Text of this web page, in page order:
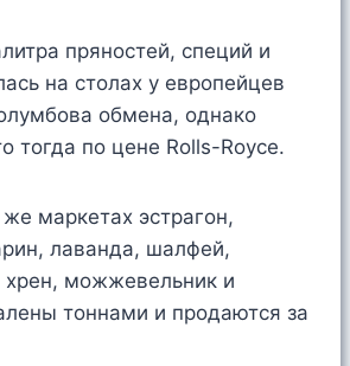
пряностей, специй и
на столах у европейцев
обмена, однако
тогда по цене Rolls-Royce.
маркетах эстрагон,
лаванда, шалфей,
можжевельник и
тоннами и продаются за